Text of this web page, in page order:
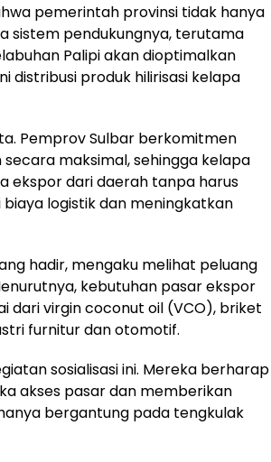
pemerintah provinsi tidak hanya
sistem pendukungnya, terutama
Palipi akan dioptimalkan
distribusi produk hilirisasi kelapa
Pemprov Sulbar berkomitmen
maksimal, sehingga kelapa
ekspor dari daerah tanpa harus
logistik dan meningkatkan
hadir, mengaku melihat peluang
kebutuhan pasar ekspor
dari virgin coconut oil (VCO), briket
furnitur dan otomotif.
sosialisasi ini. Mereka berharap
akses pasar dan memberikan
bergantung pada tengkulak